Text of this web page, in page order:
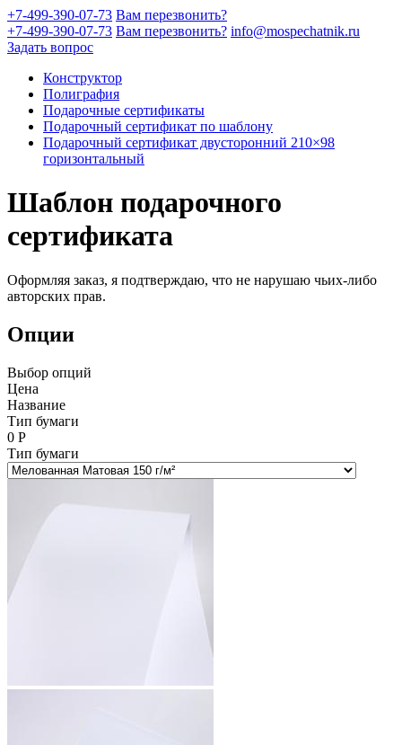
+7-499-390-07-73 Вам перезвонить?
+7-499-390-07-73 Вам перезвонить? info@mospechatnik.ru
Задать вопрос
Конструктор
Полиграфия
Подарочные сертификаты
Подарочный сертификат по шаблону
Подарочный сертификат двусторонний 210×98
горизонтальный
Шаблон подарочного
сертификата
Оформляя заказ, я подтверждаю, что не нарушаю чьих-либо
авторских прав.
Опции
Выбор опций
Цена
Название
Тип бумаги
0 Р
Тип бумаги